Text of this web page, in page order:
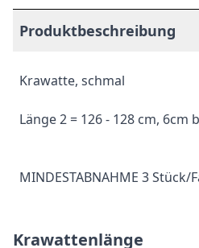
Produktbeschreibung
Krawatte, schmal
Länge 2 = 126 - 128 cm, 6cm
MINDESTABNAHME 3 Stück/
Krawattenlänge